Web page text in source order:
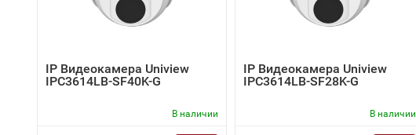
IP Видеокамера Uniview
IPC3614LB-SF40K-G
В наличии
IP Видеокамера Uniview
IPC3614LB-SF28K-G
В наличии